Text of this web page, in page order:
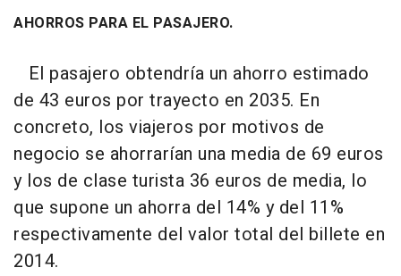
AHORROS PARA EL PASAJERO.
El pasajero obtendría un ahorro estimado
de 43 euros por trayecto en 2035. En
concreto, los viajeros por motivos de
negocio se ahorrarían una media de 69 euros
y los de clase turista 36 euros de media, lo
que supone un ahorra del 14% y del 11%
respectivamente del valor total del billete en
2014.